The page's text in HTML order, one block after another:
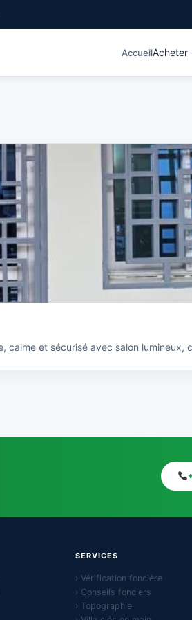
AccueilAcheter
calme et sécurisé avec salon lumineux,
SERVICES
› Vérification foncière
› Conseils fonciers
› Topographie